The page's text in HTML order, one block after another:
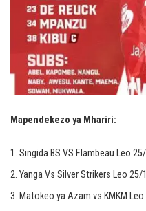
Mapendekezo ya Mhariri:
Singida BS VS Flambeau Leo
Yanga Vs Silver Strikers Leo 25/
Matokeo ya Azam vs KMKM